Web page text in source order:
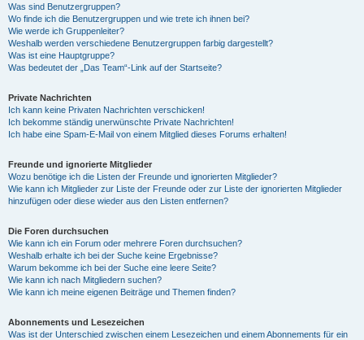
Was sind Benutzergruppen?
Wo finde ich die Benutzergruppen und wie trete ich ihnen bei?
Wie werde ich Gruppenleiter?
Weshalb werden verschiedene Benutzergruppen farbig dargestellt?
Was ist eine Hauptgruppe?
Was bedeutet der „Das Team“-Link auf der Startseite?
Private Nachrichten
Ich kann keine Privaten Nachrichten verschicken!
Ich bekomme ständig unerwünschte Private Nachrichten!
Ich habe eine Spam-E-Mail von einem Mitglied dieses Forums erhalten!
Freunde und ignorierte Mitglieder
Wozu benötige ich die Listen der Freunde und ignorierten Mitglieder?
Wie kann ich Mitglieder zur Liste der Freunde oder zur Liste der ignorierten Mitglieder
hinzufügen oder diese wieder aus den Listen entfernen?
Die Foren durchsuchen
Wie kann ich ein Forum oder mehrere Foren durchsuchen?
Weshalb erhalte ich bei der Suche keine Ergebnisse?
Warum bekomme ich bei der Suche eine leere Seite?
Wie kann ich nach Mitgliedern suchen?
Wie kann ich meine eigenen Beiträge und Themen finden?
Abonnements und Lesezeichen
Was ist der Unterschied zwischen einem Lesezeichen und einem Abonnements für ein